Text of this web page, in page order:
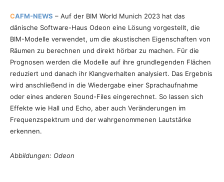
CAFM-NEWS – Auf der BIM World Munich 2023 hat das
dänische Software-Haus Odeon eine Lösung vorgestellt, die
BIM-Modelle verwendet, um die akustischen Eigenschaften von
Räumen zu berechnen und direkt hörbar zu machen. Für die
Prognosen werden die Modelle auf ihre grundlegenden Flächen
reduziert und danach ihr Klangverhalten analysiert. Das Ergebnis
wird anschließend in die Wiedergabe einer Sprachaufnahme
oder eines anderen Sound-Files eingerechnet. So lassen sich
Effekte wie Hall und Echo, aber auch Veränderungen im
Frequenzspektrum und der wahrgenommenen Lautstärke
erkennen.
Abbildungen: Odeon